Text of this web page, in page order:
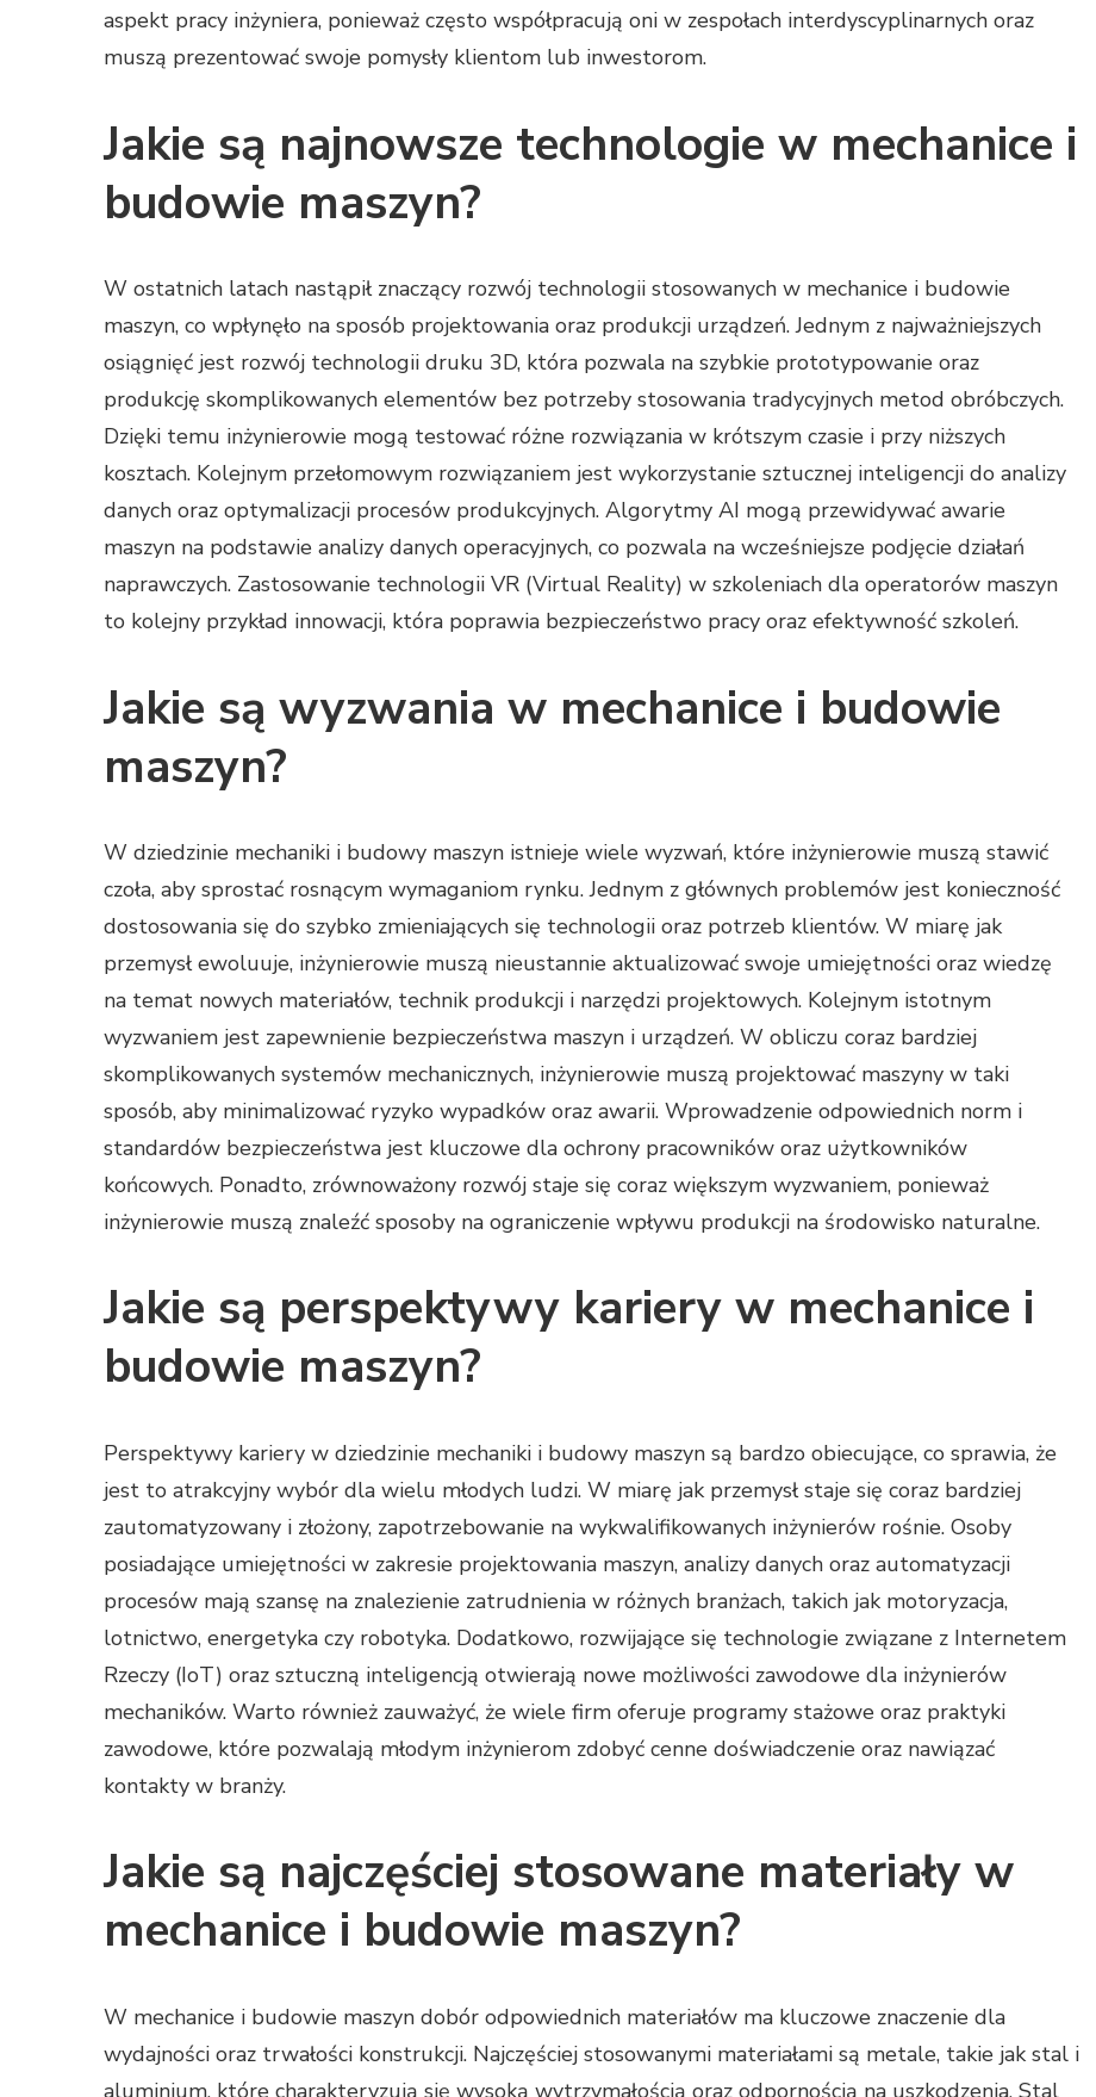
aspekt pracy inżyniera, ponieważ często współpracują oni w zespołach interdyscyplinarnych oraz
muszą prezentować swoje pomysły klientom lub inwestorom.
Jakie są najnowsze technologie w mechanice i
budowie maszyn?
W ostatnich latach nastąpił znaczący rozwój technologii stosowanych w mechanice i budowie
maszyn, co wpłynęło na sposób projektowania oraz produkcji urządzeń. Jednym z najważniejszych
osiągnięć jest rozwój technologii druku 3D, która pozwala na szybkie prototypowanie oraz
produkcję skomplikowanych elementów bez potrzeby stosowania tradycyjnych metod obróbczych.
Dzięki temu inżynierowie mogą testować różne rozwiązania w krótszym czasie i przy niższych
kosztach. Kolejnym przełomowym rozwiązaniem jest wykorzystanie sztucznej inteligencji do analizy
danych oraz optymalizacji procesów produkcyjnych. Algorytmy AI mogą przewidywać awarie
maszyn na podstawie analizy danych operacyjnych, co pozwala na wcześniejsze podjęcie działań
naprawczych. Zastosowanie technologii VR (Virtual Reality) w szkoleniach dla operatorów maszyn
to kolejny przykład innowacji, która poprawia bezpieczeństwo pracy oraz efektywność szkoleń.
Jakie są wyzwania w mechanice i budowie
maszyn?
W dziedzinie mechaniki i budowy maszyn istnieje wiele wyzwań, które inżynierowie muszą stawić
czoła, aby sprostać rosnącym wymaganiom rynku. Jednym z głównych problemów jest konieczność
dostosowania się do szybko zmieniających się technologii oraz potrzeb klientów. W miarę jak
przemysł ewoluuje, inżynierowie muszą nieustannie aktualizować swoje umiejętności oraz wiedzę
na temat nowych materiałów, technik produkcji i narzędzi projektowych. Kolejnym istotnym
wyzwaniem jest zapewnienie bezpieczeństwa maszyn i urządzeń. W obliczu coraz bardziej
skomplikowanych systemów mechanicznych, inżynierowie muszą projektować maszyny w taki
sposób, aby minimalizować ryzyko wypadków oraz awarii. Wprowadzenie odpowiednich norm i
standardów bezpieczeństwa jest kluczowe dla ochrony pracowników oraz użytkowników
końcowych. Ponadto, zrównoważony rozwój staje się coraz większym wyzwaniem, ponieważ
inżynierowie muszą znaleźć sposoby na ograniczenie wpływu produkcji na środowisko naturalne.
Jakie są perspektywy kariery w mechanice i
budowie maszyn?
Perspektywy kariery w dziedzinie mechaniki i budowy maszyn są bardzo obiecujące, co sprawia, że
jest to atrakcyjny wybór dla wielu młodych ludzi. W miarę jak przemysł staje się coraz bardziej
zautomatyzowany i złożony, zapotrzebowanie na wykwalifikowanych inżynierów rośnie. Osoby
posiadające umiejętności w zakresie projektowania maszyn, analizy danych oraz automatyzacji
procesów mają szansę na znalezienie zatrudnienia w różnych branżach, takich jak motoryzacja,
lotnictwo, energetyka czy robotyka. Dodatkowo, rozwijające się technologie związane z Internetem
Rzeczy (IoT) oraz sztuczną inteligencją otwierają nowe możliwości zawodowe dla inżynierów
mechaników. Warto również zauważyć, że wiele firm oferuje programy stażowe oraz praktyki
zawodowe, które pozwalają młodym inżynierom zdobyć cenne doświadczenie oraz nawiązać
kontakty w branży.
Jakie są najczęściej stosowane materiały w
mechanice i budowie maszyn?
W mechanice i budowie maszyn dobór odpowiednich materiałów ma kluczowe znaczenie dla
wydajności oraz trwałości konstrukcji. Najczęściej stosowanymi materiałami są metale, takie jak stal i
aluminium, które charakteryzują się wysoką wytrzymałością oraz odpornością na uszkodzenia. Stal